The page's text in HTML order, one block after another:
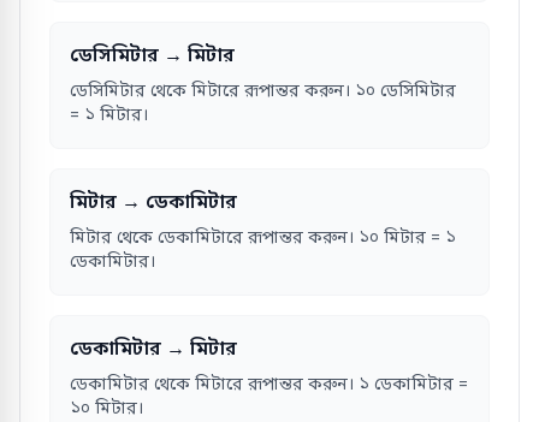
ডেসিমিটার → মিটার
ডেসিমিটার থেকে মিটারে রূপান্তর করুন। ১০ ডেসিমিটার
= ১ মিটার।
মিটার → ডেকামিটার
মিটার থেকে ডেকামিটারে রূপান্তর করুন। ১০ মিটার = ১
ডেকামিটার।
ডেকামিটার → মিটার
ডেকামিটার থেকে মিটারে রূপান্তর করুন। ১ ডেকামিটার =
১০ মিটার।